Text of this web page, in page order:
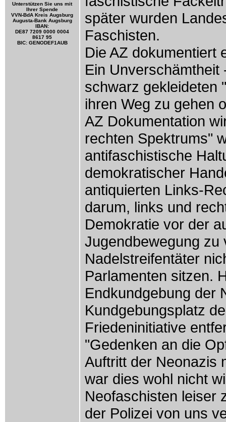
Unterstützen Sie uns mit
Ihrer Spende
VVN-BdA Kreis Augsburg
Augusta-Bank Augsburg
IBAN:
DE87 7209 0000 0004
8617 95
BIC: GENODEF1AUB
später wurden
Faschisten.
Die AZ dokumentiert
Ein
schwarz gekleideten
ihren Weg zu gehen
AZ Dokumentation
rechten Spektrums"
antifaschistische
demokratischer
antiquierten Links-
darum, links und
Demokratie vor der
Jugendbewegung zu
Nadelstreifentäter
Parlamenten sitzen.
Endkundgebung der
Kundgebungsplatz
Friedeninitiative
"Gedenken an die
Auftritt der Neonazis
war dies wohl nicht
Neofaschisten leiser
der Polizei von uns